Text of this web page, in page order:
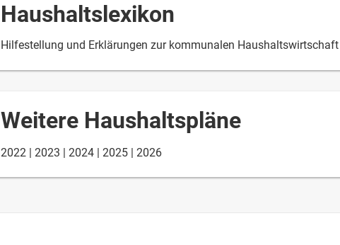
Haushaltslexikon
Hilfestellung und Erklärungen zur kommunalen Haushaltswirtschaft
Weitere Haushaltspläne
2022 2023 2024 2025 2026